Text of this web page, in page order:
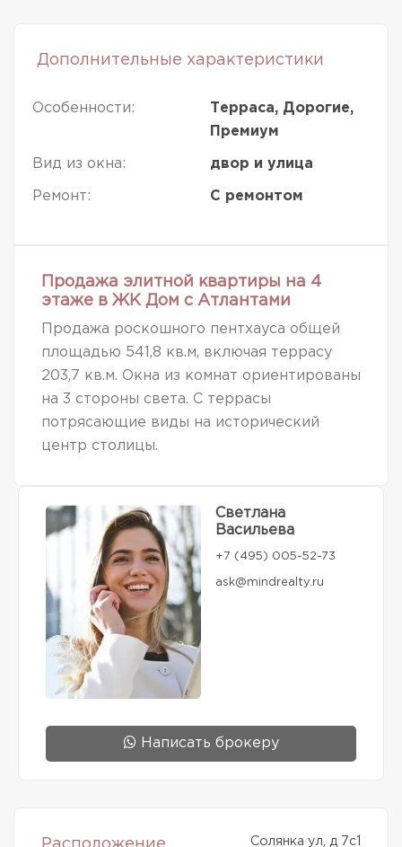
Дополнительные характеристики
Особенности:
Терраса, Дорогие,
Премиум
Вид из окна: двор и улица
Ремонт: С ремонтом
Продажа элитной квартиры на 4
этаже в ЖК Дом с Атлантами
Продажа роскошного пентхауса общей
площадью 541,8 кв.м, включая террасу
203,7 кв.м. Окна из комнат ориентированы
на 3 стороны света. С террасы
потрясающие виды на исторический
центр столицы.
Светлана
Васильева
+7 (495) 005-52-73
ask@mindrealty.ru
Написать брокеру
Солянка ул, д 7с1